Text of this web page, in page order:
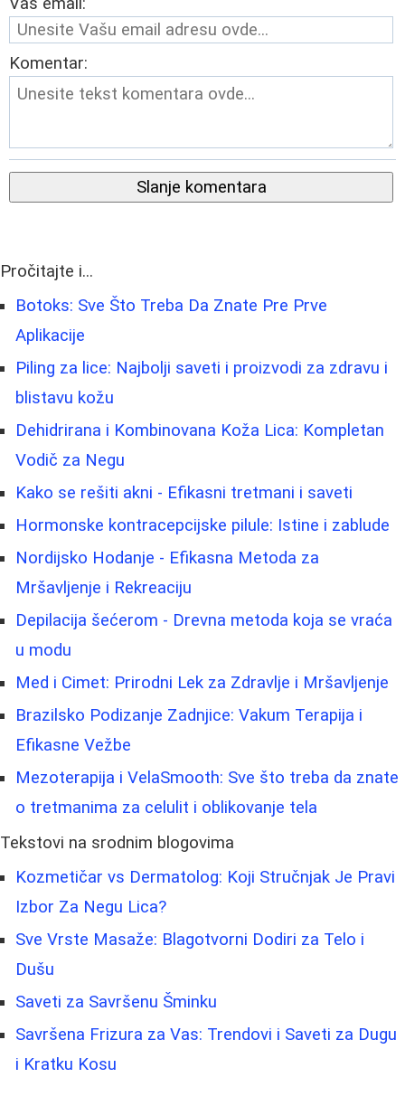
Komentar:
Slanje komentara
Pročitajte i...
Botoks: Sve Što Treba Da Znate Pre Prve
Aplikacije
Piling za lice: Najbolji saveti i proizvodi za zdravu i
blistavu kožu
Dehidrirana i Kombinovana Koža Lica: Kompletan
Vodič za Negu
Kako se rešiti akni - Efikasni tretmani i saveti
Hormonske kontracepcijske pilule: Istine i zablude
Nordijsko Hodanje - Efikasna Metoda za
Mršavljenje i Rekreaciju
Depilacija šećerom - Drevna metoda koja se vraća
u modu
Med i Cimet: Prirodni Lek za Zdravlje i Mršavljenje
Brazilsko Podizanje Zadnjice: Vakum Terapija i
Efikasne Vežbe
Mezoterapija i VelaSmooth: Sve što treba da znate
o tretmanima za celulit i oblikovanje tela
Tekstovi na srodnim blogovima
Kozmetičar vs Dermatolog: Koji Stručnjak Je Pravi
Izbor Za Negu Lica?
Sve Vrste Masaže: Blagotvorni Dodiri za Telo i
Dušu
Saveti za Savršenu Šminku
Savršena Frizura za Vas: Trendovi i Saveti za Dugu
i Kratku Kosu